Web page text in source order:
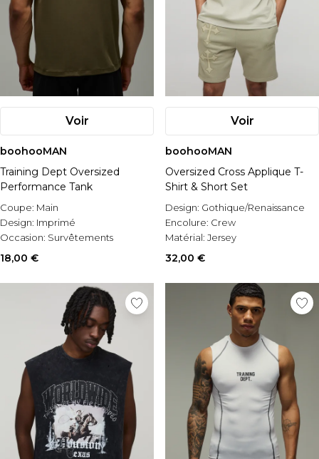
Voir
boohooMAN
Training Dept Oversized
Performance Tank
Coupe: Main
Design: Imprimé
Occasion: Survêtements
18,00 €
Voir
boohooMAN
Oversized Cross Applique T-
Shirt & Short Set
Design: Gothique/Renaissance
Encolure: Crew
Matérial: Jersey
32,00 €